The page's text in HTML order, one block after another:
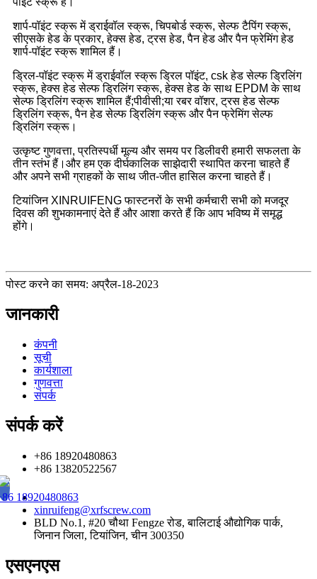
शार्प-पॉइंट स्क्रू में ड्राईवॉल स्क्रू, चिपबोर्ड स्क्रू, सेल्फ टैपिंग स्क्रू,
सीएसके हेड के प्रकार, हेक्स हेड, ट्रस हेड, पैन हेड और पैन फ्रेमिंग हेड
शार्प-पॉइंट स्क्रू शामिल हैं।
ड्रिल-पॉइंट स्क्रू में ड्राईवॉल स्क्रू ड्रिल पॉइंट, csk हेड सेल्फ ड्रिलिंग
स्क्रू, हेक्स हेड सेल्फ ड्रिलिंग स्क्रू, हेक्स हेड के साथ EPDM के साथ
सेल्फ ड्रिलिंग स्क्रू शामिल हैं;पीवीसी;या रबर वॉशर, ट्रस हेड सेल्फ
ड्रिलिंग स्क्रू, पैन हेड सेल्फ ड्रिलिंग स्क्रू और पैन फ्रेमिंग सेल्फ
ड्रिलिंग स्क्रू।
उत्कृष्ट गुणवत्ता, प्रतिस्पर्धी मूल्य और समय पर डिलीवरी हमारी सफलता के
तीन स्तंभ हैं।और हम एक दीर्घकालिक साझेदारी स्थापित करना चाहते हैं
और अपने सभी ग्राहकों के साथ जीत-जीत हासिल करना चाहते हैं।
टियांजिन XINRUIFENG फास्टनरों के सभी कर्मचारी सभी को मजदूर
दिवस की शुभकामनाएं देते हैं और आशा करते हैं कि आप भविष्य में समृद्ध
होंगे।
पोस्ट करने का समय: अप्रैल-18-2023
जानकारी
कंपनी
सूची
कार्यशाला
गुणवत्ता
संपर्क
संपर्क करें
+86 18920480863
+86 13820522567
18920480863
xinruifeng@xrfscrew.com
BLD No.1, #20 चौथा Fengze रोड, बालिटाई औद्योगिक पार्क,
जिनान जिला, टियांजिन, चीन 300350
एसएनएस